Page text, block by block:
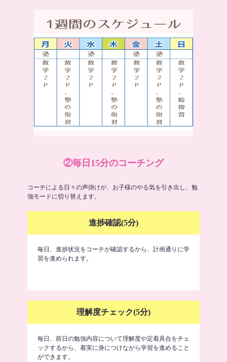
②毎日15分のコーチング
コーチによる日々の声掛けが、お子様のやる気を引き出し、勉
強モードに切り替えます。
進捗確認(5分)
毎日、進捗状況をコーチが確認するから、計画通りに学
習を進められます。
理解度チェック(5分)
毎日、前日の勉強内容について理解度や定着具合をチェ
ックするから、着実に身につけながら学習を進めること
ができます。